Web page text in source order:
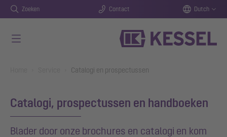
Zoeken Contact Dutch
Catalogi en prospectussen
Catalogi, prospectussen en handboeken
Blader door onze brochures en catalogi en kom